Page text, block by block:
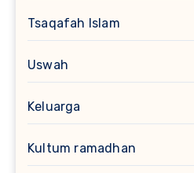
Tsaqafah Islam
Uswah
Keluarga
Kultum ramadhan